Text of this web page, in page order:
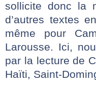
sollicite donc la
d’autres textes
même pour
Larousse. Ici,
par la lecture de
Haïti, Saint-